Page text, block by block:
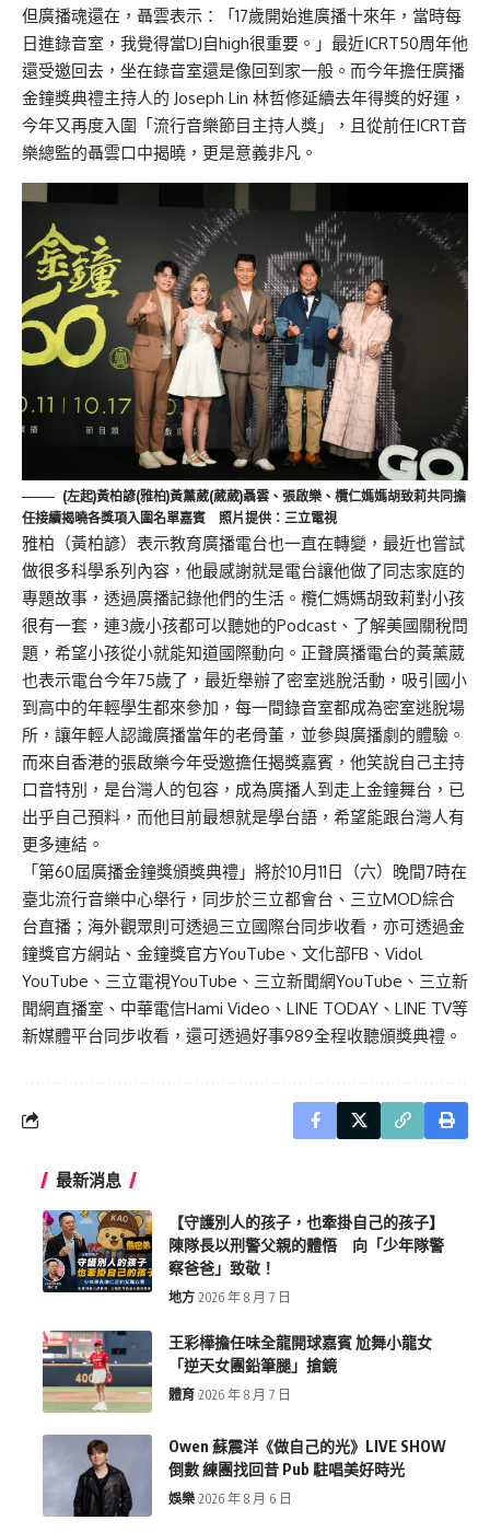
但廣播魂還在，聶雲表示：「17歲開始進廣播十來年，當時每
日進錄音室，我覺得當DJ自high很重要。」最近ICRT50周年他
還受邀回去，坐在錄音室還是像回到家一般。而今年擔任廣播
金鐘獎典禮主持人的 Joseph Lin 林哲修延續去年得獎的好運，
今年又再度入圍「流行音樂節目主持人獎」，且從前任ICRT音
樂總監的聶雲口中揭曉，更是意義非凡。
(左起)黃柏諺(雅柏)黃薰葳(葳葳)聶雲、張啟樂、欖仁媽媽胡致莉共同擔
任接續揭曉各獎項入圍名單嘉賓 照片提供：三立電視
雅柏（黃柏諺）表示教育廣播電台也一直在轉變，最近也嘗試
做很多科學系列內容，他最感謝就是電台讓他做了同志家庭的
專題故事，透過廣播記錄他們的生活。欖仁媽媽胡致莉對小孩
很有一套，連3歲小孩都可以聽她的Podcast、了解美國關稅問
題，希望小孩從小就能知道國際動向。正聲廣播電台的黃薰葳
也表示電台今年75歲了，最近舉辦了密室逃脫活動，吸引國小
到高中的年輕學生都來參加，每一間錄音室都成為密室逃脫場
所，讓年輕人認識廣播當年的老骨董，並參與廣播劇的體驗。
而來自香港的張啟樂今年受邀擔任揭獎嘉賓，他笑說自己主持
口音特別，是台灣人的包容，成為廣播人到走上金鐘舞台，已
出乎自己預料，而他目前最想就是學台語，希望能跟台灣人有
更多連結。
「第60屆廣播金鐘獎頒獎典禮」將於10月11日（六）晚間7時在
臺北流行音樂中心舉行，同步於三立都會台、三立MOD綜合
台直播；海外觀眾則可透過三立國際台同步收看，亦可透過金
鐘獎官方網站、金鐘獎官方YouTube、文化部FB、Vidol
YouTube、三立電視YouTube、三立新聞網YouTube、三立新
聞網直播室、中華電信Hami Video、LINE TODAY、LINE TV等
新媒體平台同步收看，還可透過好事989全程收聽頒獎典禮。
最新消息
【守護別人的孩子，也牽掛自己的孩子】
陳隊長以刑警父親的體悟 向「少年隊警
察爸爸」致敬！
地方 2026 年 8 月 7 日
王彩樺擔任味全龍開球嘉賓 尬舞小龍女
「逆天女團鉛筆腿」搶鏡
體育 2026 年 8 月 7 日
Owen 蘇震洋《做自己的光》LIVE SHOW
倒數 練團找回昔 Pub 駐唱美好時光
娛樂 2026 年 8 月 6 日